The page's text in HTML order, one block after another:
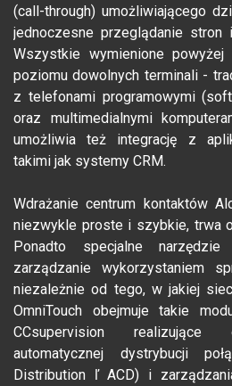
(call-through) umożliwiającego
jednoczesne przeglądanie stron
Wszystkie wymienione
poziomu dowolnych terminali -
z telefonami programowymi
oraz multimedialnymi
umożliwia też integrację z
takimi jak systemy CRM.
Wdrażanie centrum kontaktów
niezwykle proste i szybkie, trwa
Ponadto specjalne narzędzie
zarządzanie wykorzystaniem
niezależnie od tego, w jakiej
OmniTouch obejmuje takie
CCsupervision realizujące
automatycznej dystrybucji
Distribution ľ ACD) i